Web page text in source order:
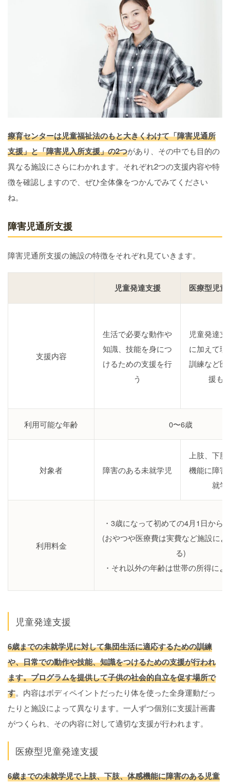
療育センターは児童福祉法のもと大きくわけて「障害児通所
支援」と「障害児入所支援」の2つがあり、その中でも目的の
異なる施設にさらにわかれます。それぞれ2つの支援内容や特
徴を確認しますので、ぜひ全体像をつかんでみてください
ね。
障害児通所支援
障害児通所支援の施設の特徴をそれぞれ見ていきます。
児童発達支援 医療型児
支援内容
生活で必要な動作や
知識、技能を身につ
けるための支援を行
う
児童発達
に加えて
訓練など医
援も
利用可能な年齢 0〜6歳
対象者 障害のある未就学児
上肢、下
機能に障害
就学
利用料金
・3歳になって初めての4月1日から
(おやつや医療費は実費など施設に
る)
・それ以外の年齢は世帯の所得によ
児童発達支援
6歳までの未就学児に対して集団生活に適応するための訓練
や、日常での動作や技能、知識をつけるための支援が行われ
ます。プログラムを提供して子供の社会的自立を促す場所で
す。内容はボディペイントだったり体を使った全身運動だっ
たりと施設によって異なります。一人ずつ個別に支援計画書
がつくられ、その内容に対して適切な支援が行われます。
医療型児童発達支援
6歳までの未就学児で上肢、下肢、体感機能に障害のある児童